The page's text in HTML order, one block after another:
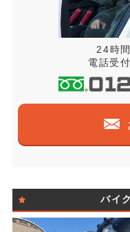
24時
電話受
バイ